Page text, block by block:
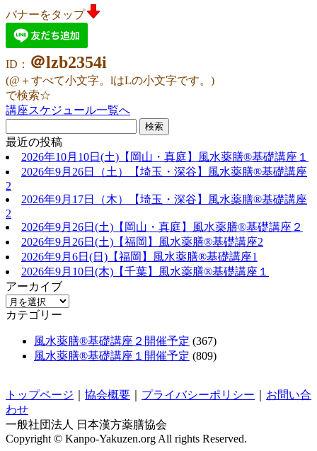
バナーをタップ
ID： ＠lzb2354i
(@＋すべて小文字。lはLの小文字です。)
で検索☆
講座スケジュール一覧へ
最近の投稿
2026年10月10日(土)【岡山・真庭】風水薬膳®基礎講座１
2026年9月26日（土）【埼玉・深谷】風水薬膳®基礎講座
2
2026年9月17日（木）【埼玉・深谷】風水薬膳®基礎講座
2
2026年9月26日(土)【岡山・真庭】風水薬膳®基礎講座２
2026年9月26日(土)【福岡】風水薬膳®︎基礎講座2
2026年9月6日(日)【福岡】風水薬膳®︎基礎講座1
2026年9月10日(木)【千葉】風水薬膳®︎基礎講座１
アーカイブ
カテゴリー
風水薬膳®基礎講座２開催予定 (367)
風水薬膳®基礎講座１開催予定 (809)
トップページ 協会概要 プライバシーポリシー
お問い合
わせ
一般社団法人 日本漢方薬膳協会
Copyright © Kanpo-Yakuzen.org All rights Reserved.